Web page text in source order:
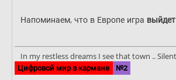
Напоминаем, что в Европе игра
In my restless dreams I see that town ..
Цифровой мир в кармане
№2